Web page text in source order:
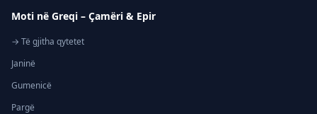
Moti në Greqi – Çamëri & Epir
→ Të gjitha qytetet
Janinë
Gumenicë
Pargë